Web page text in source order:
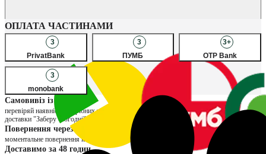
Наявність в магазинах
ОПЛАТА ЧАСТИНАМИ
3
PrivatBank
3
ПУМБ
3+
OTP Bank
3
monobank
Самовивіз із магазину
перевіряй наявність потрібних товарів в улюблених магазинах, обирай спосіб
доставки "Заберу сьогодні" та сплачуй за товар вже при отриманні
Повернення через магазин
моментальне повернення коштів та можливість обміну на інший розмір
Доставимо за 48 годин